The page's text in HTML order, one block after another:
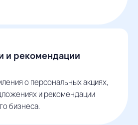
и рекомендации
о персональных акциях,
и рекомендации
бизнеса.